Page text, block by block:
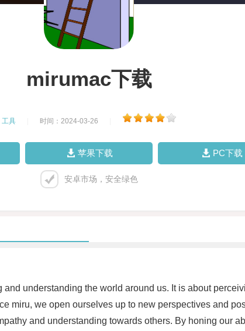
mirumac下载
工具 时间：2024-03-26
苹果下载 PC下载
安卓市场，安全绿色
understanding the world around us. It is about
miru, we open ourselves up to new perspectives and
and understanding towards others. By honing our